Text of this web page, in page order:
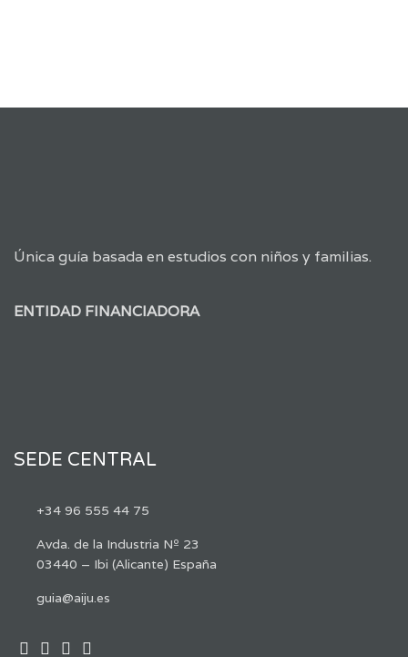
Única guía basada en estudios con niños y familias.
ENTIDAD FINANCIADORA
SEDE CENTRAL
+34 96 555 44 75
Avda. de la Industria Nº 23
03440 – Ibi (Alicante) España
guia@aiju.es